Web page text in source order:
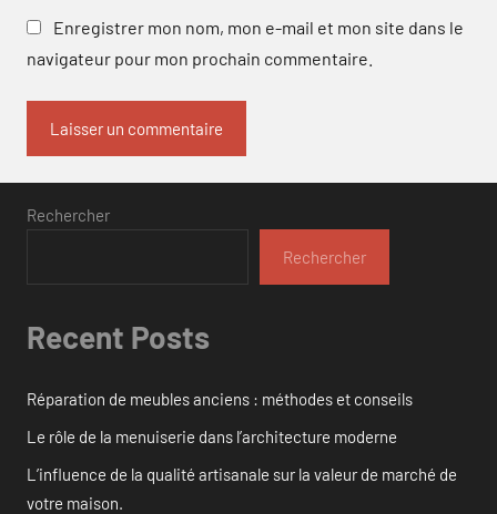
Enregistrer mon nom, mon e-mail et mon site dans le
navigateur pour mon prochain commentaire.
Rechercher
Rechercher
Recent Posts
Réparation de meubles anciens : méthodes et conseils
Le rôle de la menuiserie dans l’architecture moderne
L’influence de la qualité artisanale sur la valeur de marché de
votre maison.